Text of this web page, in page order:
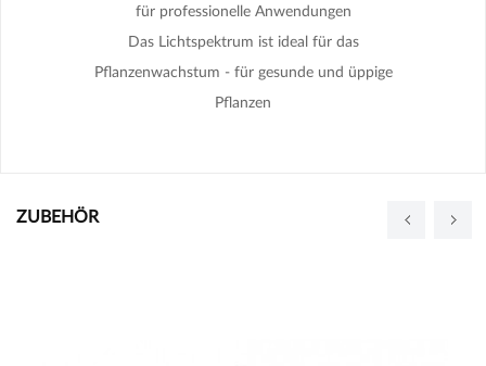
für professionelle Anwendungen
Das Lichtspektrum ist ideal für das
Pflanzenwachstum - für gesunde und üppige
Pflanzen
ZUBEHÖR